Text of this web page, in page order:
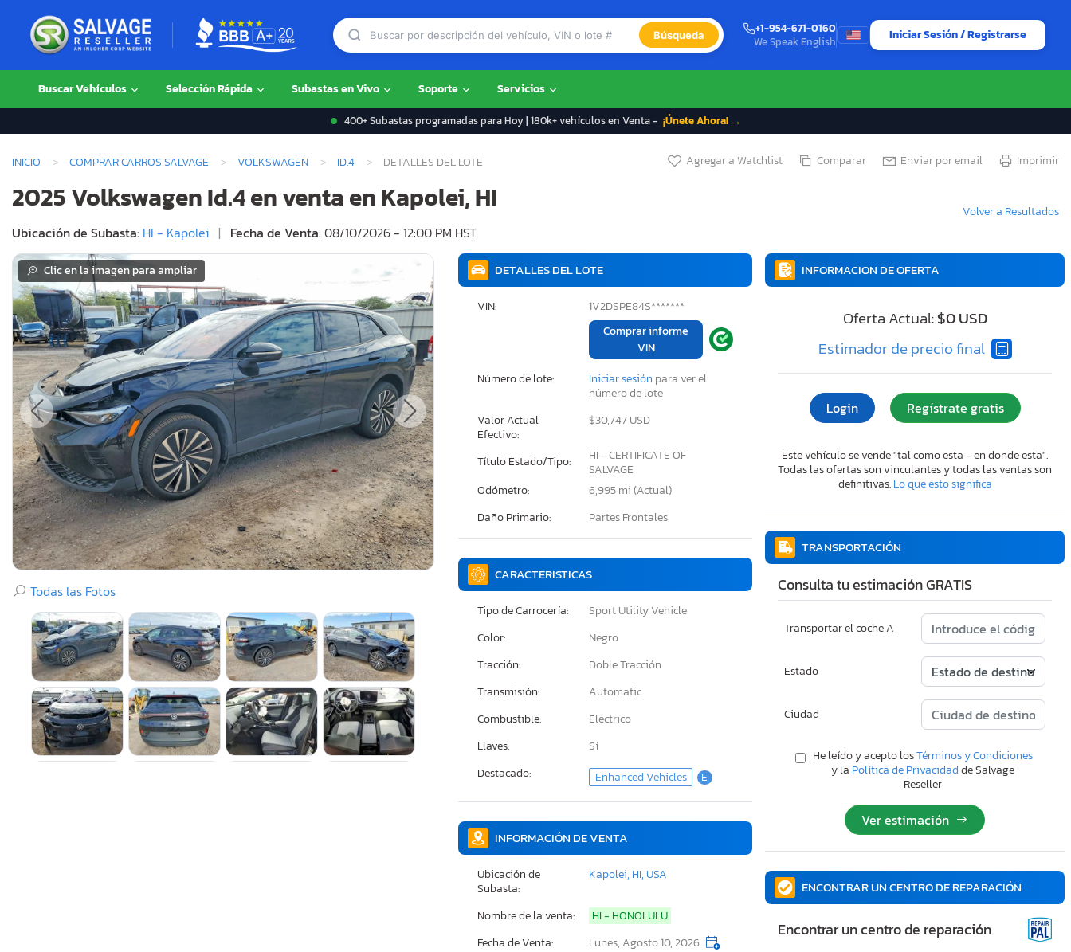
Búsqueda
+1-954-671-0160
We Speak English
Iniciar Sesión / Registrarse
Buscar Vehículos Selección Rápida Subastas en Vivo Soporte Servicios
400+ Subastas programadas para Hoy | 180k+ vehículos en Venta - ¡Únete Ahora! →
INICIO COMPRAR CARROS SALVAGE VOLKSWAGEN ID.4 DETALLES DEL LOTE Agregar a Watchlist Comparar Enviar por email Imprimir
2025 Volkswagen Id.4 en venta en Kapolei, HI
Ubicación de Subasta: HI - Kapolei | Fecha de Venta:08/10/2026 - 12:00 PM HST
Volver a Resultados
Clic en la imagen para ampliar
Todas las Fotos
DETALLES DEL LOTE
VIN:
1V2DSPE84S*******
Comprar informe
VIN
Número de lote:
Iniciar sesión para ver el
número de lote
Valor Actual
Efectivo:
$30,747 USD
Título Estado/Tipo:
HI - CERTIFICATE OF
SALVAGE
Odómetro:
6,995 mi (Actual)
Daño Primario:
Partes Frontales
CARACTERISTICAS
Tipo de Carrocería:
Sport Utility Vehicle
Color:
Negro
Tracción:
Doble Tracción
Transmisión:
Automatic
Combustible:
Electrico
Llaves:
Sí
Destacado:
Enhanced Vehicles E
INFORMACIÓN DE VENTA
Ubicación de
Subasta:
Kapolei, HI, USA
Nombre de la venta:
HI - HONOLULU
Fecha de Venta:
Lunes, Agosto 10, 2026
INFORMACION DE OFERTA
Oferta Actual:$0 USD
Estimador de precio final
Login Regístrate gratis
Este vehículo se vende "tal como esta - en donde esta".
Todas las ofertas son vinculantes y todas las ventas son
definitivas.Lo que esto significa
TRANSPORTACIÓN
Consulta tu estimación GRATIS
Transportar el coche A
Estado
Ciudad
He leído y acepto losTérminos y Condiciones
y la Política de Privacidadde Salvage
Reseller
Ver estimación
ENCONTRAR UN CENTRO DE REPARACIÓN
Encontrar un centro de reparación